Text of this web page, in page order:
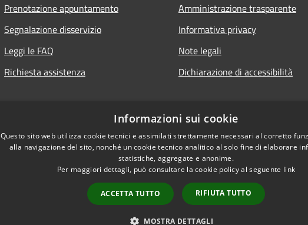
Prenotazione appuntamento
Segnalazione disservizio
Leggi le FAQ
Richiesta assistenza
Amministrazione trasparente
Informativa privacy
Note legali
Dichiarazione di accessibilità
Copyright © 2026 • Comune
Informazioni sui cookie
Questo sito web utilizza cookie tecnici e assimilati strettamente necessari al corretto
alla navigazione del sito, nonché un cookie tecnico analitico al solo fine di elaborare
statistiche, aggregate e anonime.
Per maggiori dettagli, può consultare la cookie policy al seguente link
ACCETTA TUTTO RIFIUTA TUTTO
MOSTRA DETTAGLI